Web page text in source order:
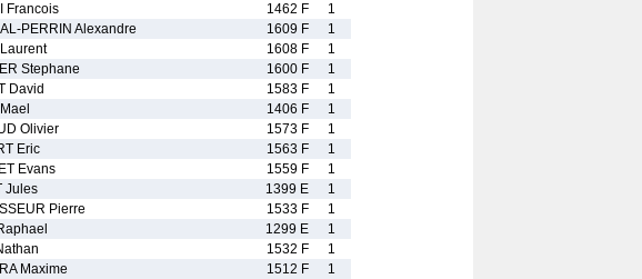
Francois 1462 F
1
PERRIN Alexandre 1609 F
1
1608 F
1
Stephane 1600 F
1
David 1583 F
1
1406 F
1
Olivier 1573 F
1
Eric 1563 F
1
Evans 1559 F
1
Jules 1399 E
1
Pierre 1533 F
1
1299 E
1
1532 F
1
Maxime 1512 F
1